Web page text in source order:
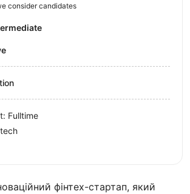
фінтех-стартап, який
consider candidates
Fulltime